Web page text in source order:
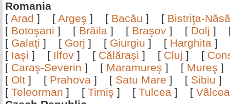
Romania
[ Arad ] [ Argeş ] [ Bacău ] [ Bistriţa-
[ Botoşani ] [ Brăila ] [ Braşov ] [ Dolj ]
[ Galaţi ] [ Gorj ] [ Giurgiu ] [ Harghita ]
[ Iaşi ] [ Ilfov ] [ Călăraşi ] [ Cluj ] [
[ Caraş-Severin ] [ Maramureş ] [ Mureş
[ Olt ] [ Prahova ] [ Satu Mare ] [ Sibiu
[ Teleorman ] [ Timiş ] [ Tulcea ] [